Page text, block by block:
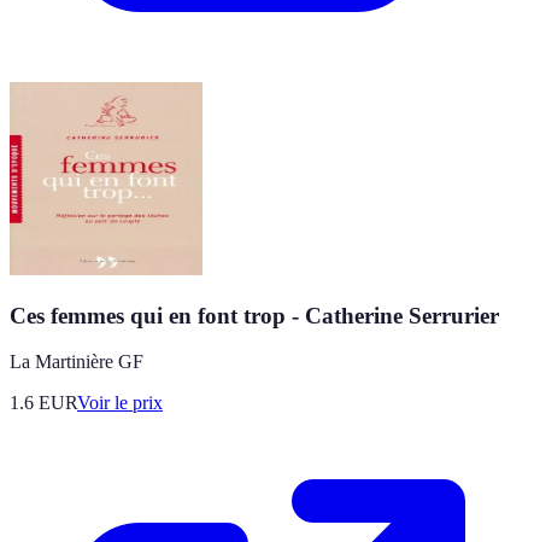
Ces femmes qui en font trop - Catherine Serrurier
La Martinière GF
1.6 EURVoir le prix